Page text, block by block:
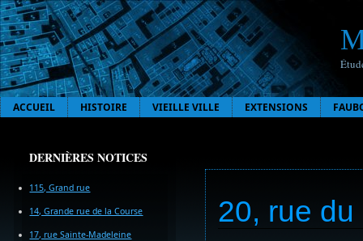
ACCUEIL HISTOIRE VIEILLE VILLE EXTENSIONS
DERNIÈRES NOTICES
115, Grand rue
14, Grande rue de la Course
17, rue Sainte-Madeleine
20, rue